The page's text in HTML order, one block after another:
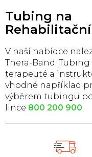
Tubing na
V naší nabídce
Thera-Band.
terapeuté a
vhodné například
výběrem tubingu
lince 800 200 900.